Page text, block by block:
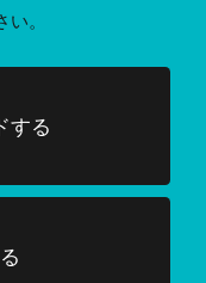
。
する